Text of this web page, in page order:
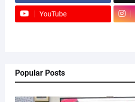
YouTube
Popular Posts